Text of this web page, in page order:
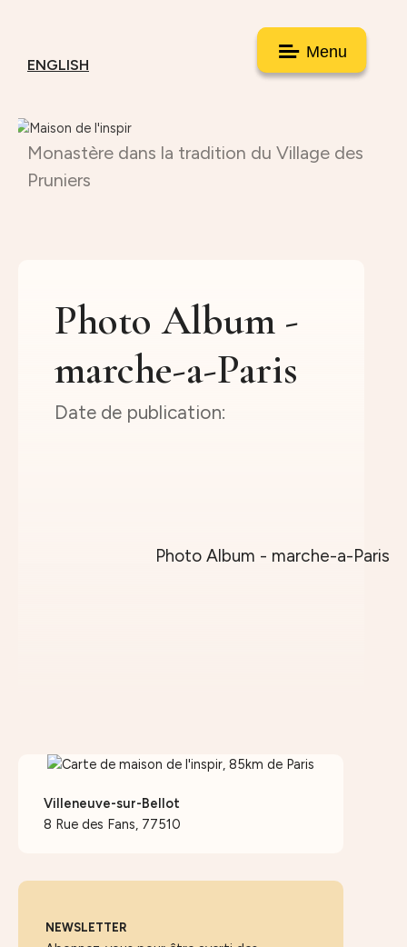
Menu
ENGLISH
Monastère dans la tradition du Village des
Pruniers
Photo Album -
marche-a-Paris
Villeneuve-sur-Bellot
8 Rue des Fans, 77510
NEWSLETTER